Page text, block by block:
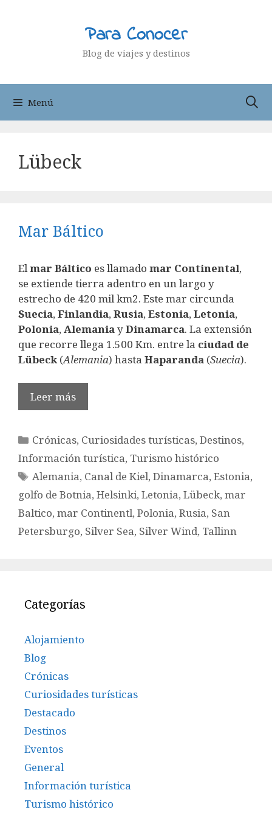
Para Conocer
Blog de viajes y destinos
Menú
Lübeck
Mar Báltico
Elmar Báltico es llamado mar Continental,
se extiende tierra adentro en un largo y
estrecho de 420 mil km2. Este mar circunda
Suecia, Finlandia, Rusia, Estonia, Letonia,
Polonia, AlemaniayDinamarca. La extensión
que recorre llega 1.500 Km. entre la ciudad de
Lübeck(Alemania) hasta Haparanda (Suecia).
Leer más
Categorías
Crónicas, Curiosidades turísticas,Destinos,
Información turística, Turismo histórico
Etiquetas
Alemania, Canal de Kiel,Dinamarca,Estonia,
golfo de Botnia, Helsinki, Letonia, Lübeck, mar
Baltico, mar Continentl, Polonia, Rusia, San
Petersburgo, Silver Sea, Silver Wind, Tallinn
Categorías
Alojamiento
Blog
Crónicas
Curiosidades turísticas
Destacado
Destinos
Eventos
General
Información turística
Turismo histórico